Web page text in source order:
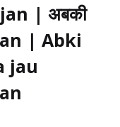
| अबकी
| Abki
jau